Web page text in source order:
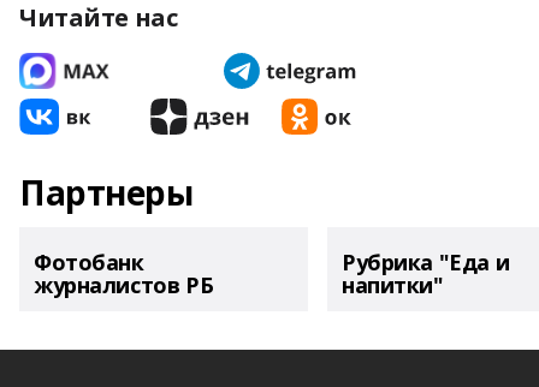
Читайте нас
Партнеры
Фотобанк
журналистов РБ
Рубрика "Еда и
напитки"